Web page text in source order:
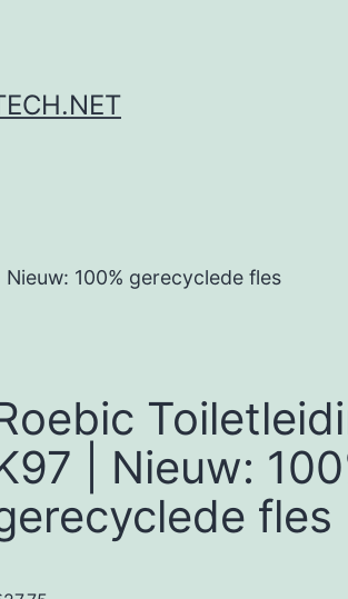
100% gerecyclede fles
| Nieuw:
fles